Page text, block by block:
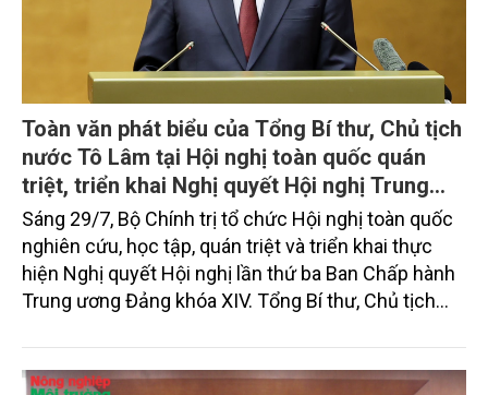
Toàn văn phát biểu của Tổng Bí thư, Chủ tịch
nước Tô Lâm tại Hội nghị toàn quốc quán
triệt, triển khai Nghị quyết Hội nghị Trung
ương 3, khóa XIV
Sáng 29/7, Bộ Chính trị tổ chức Hội nghị toàn quốc
nghiên cứu, học tập, quán triệt và triển khai thực
hiện Nghị quyết Hội nghị lần thứ ba Ban Chấp hành
Trung ương Đảng khóa XIV. Tổng Bí thư, Chủ tịch
trọng. Tạp chí Nông nghiệp và Môi trường trân trọng
giới thiệu toàn văn bài phát biểu của đồng chí Tổng